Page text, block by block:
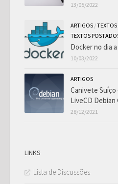
13/05/2022
ARTIGOS /TEXTOS
TEXTOS
Docker no dia
10/03/2022
ARTIGOS
Canivete Suíço
LiveCD
28/12/2021
LINKS
Lista de Discussões